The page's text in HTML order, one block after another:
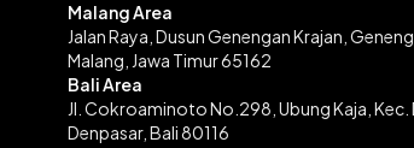
Malang Area
Jalan Raya, Dusun Genengan Krajan,
Malang, Jawa Timur 65162
Bali Area
Jl. Cokroaminoto No.298, Ubung Kaja, Kec.
Denpasar, Bali 80116